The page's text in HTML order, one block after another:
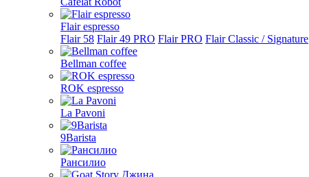
Flair espresso
Flair 58 Flair 49 PRO Flair PRO Flair Classic / Signature
Bellman coffee
ROK espresso
La Pavoni
9Barista
Рансилио